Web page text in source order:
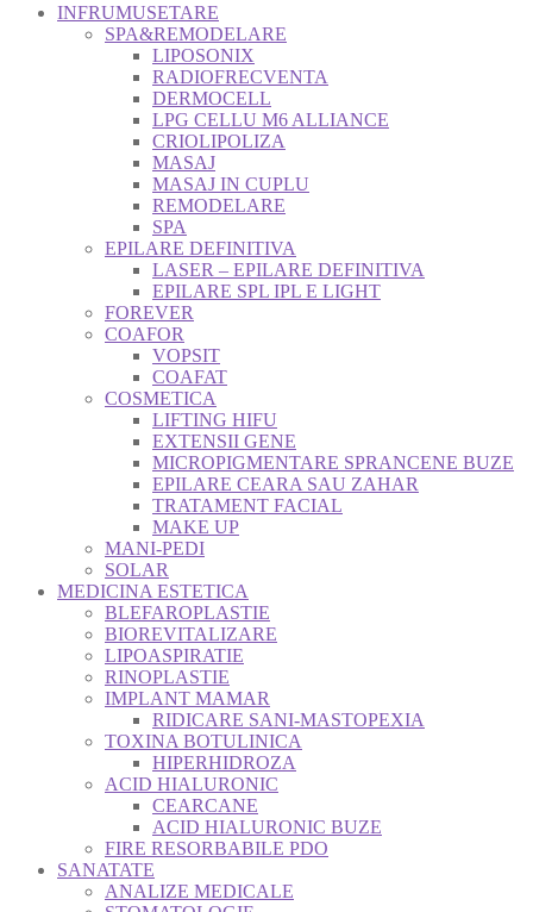
INFRUMUSETARE
SPA&REMODELARE
LIPOSONIX
RADIOFRECVENTA
DERMOCELL
LPG CELLU M6 ALLIANCE
CRIOLIPOLIZA
MASAJ
MASAJ IN CUPLU
REMODELARE
SPA
EPILARE DEFINITIVA
LASER – EPILARE DEFINITIVA
EPILARE SPL IPL E LIGHT
FOREVER
COAFOR
VOPSIT
COAFAT
COSMETICA
LIFTING HIFU
EXTENSII GENE
MICROPIGMENTARE SPRANCENE BUZE
EPILARE CEARA SAU ZAHAR
TRATAMENT FACIAL
MAKE UP
MANI-PEDI
SOLAR
MEDICINA ESTETICA
BLEFAROPLASTIE
BIOREVITALIZARE
LIPOASPIRATIE
RINOPLASTIE
IMPLANT MAMAR
RIDICARE SANI-MASTOPEXIA
TOXINA BOTULINICA
HIPERHIDROZA
ACID HIALURONIC
CEARCANE
ACID HIALURONIC BUZE
FIRE RESORBABILE PDO
SANATATE
ANALIZE MEDICALE